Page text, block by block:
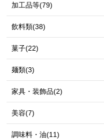
加工品等(79)
飲料類(38)
菓子(22)
麺類(3)
家具・装飾品(2)
美容(7)
調味料・油(11)